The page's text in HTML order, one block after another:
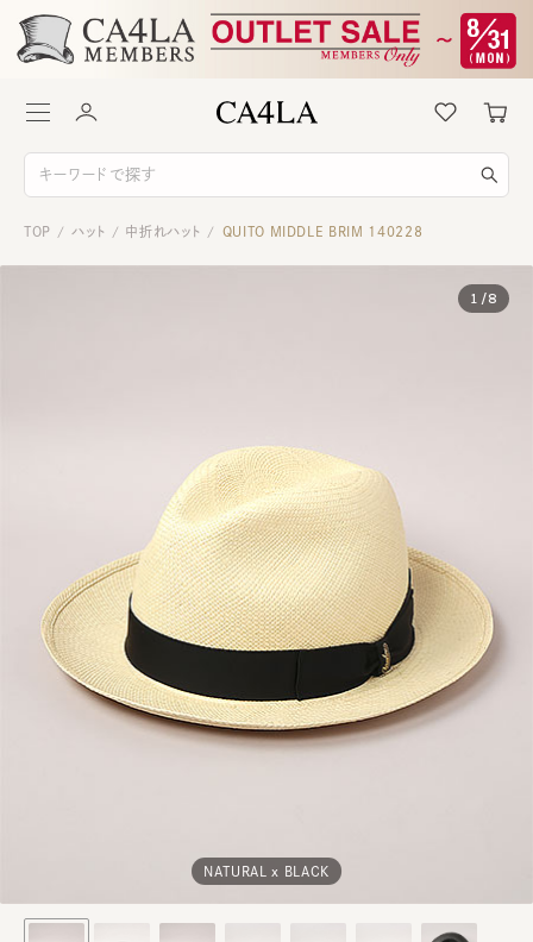
TOP / ハット / 中折れハット / QUITO MIDDLE BRIM 140228
NATURAL x BLACK
1 /8